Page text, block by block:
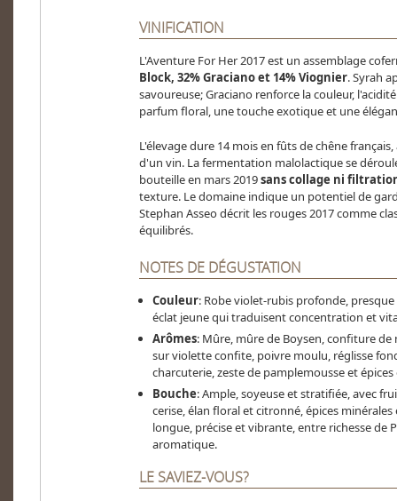
VINIFICATION
L'Aventure For Her 2017 est un assemblage
Block, 32% Graciano et 14% Viognier. Syrah
savoureuse; Graciano renforce la couleur,
parfum floral, une touche exotique et une
L'élevage dure 14 mois en fûts de chêne
d'un vin. La fermentation malolactique se
bouteille en mars 2019sans collage ni
texture. Le domaine indique un potentiel de
Stephan Asseo décrit les rouges 2017 comme
équilibrés.
NOTES DE DÉGUSTATION
Couleur: Robe violet-rubis profonde,
éclat jeune qui traduisent concentration et
Arômes: Mûre, mûre de Boysen, confiture
sur violette confite, poivre moulu, réglisse
charcuterie, zeste de pamplemousse et
Bouche: Ample, soyeuse et stratifiée, avec
cerise, élan floral et citronné, épices
longue, précise et vibrante, entre richesse de
aromatique.
LE SAVIEZ-VOUS?